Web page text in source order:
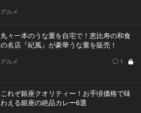
グルメ
丸々一本のうな重を自宅で！恵比寿の和食
の名店『紀風』が豪華うな重を販売！
グルメ 1
これぞ銀座クオリティー！お手頃価格で味
わえる銀座の絶品カレー6選